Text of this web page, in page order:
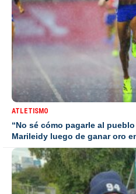
ATLETISMO
“No sé cómo pagarle al
Marileidy luego de ganar oro